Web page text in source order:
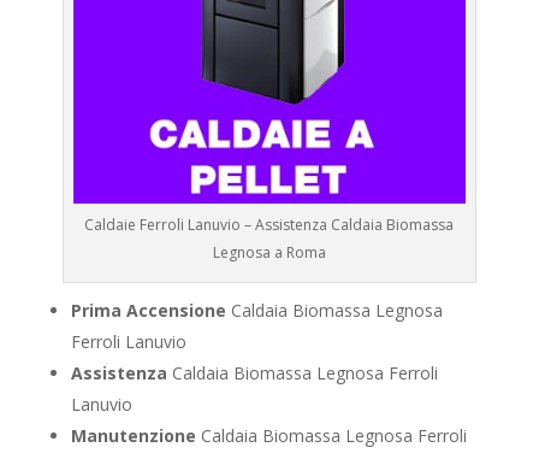
Caldaie Ferroli Lanuvio – Assistenza Caldaia Biomassa
Legnosa a Roma
Prima Accensione Caldaia Biomassa Legnosa
Ferroli Lanuvio
Assistenza Caldaia Biomassa Legnosa Ferroli
Lanuvio
Manutenzione Caldaia Biomassa Legnosa Ferroli